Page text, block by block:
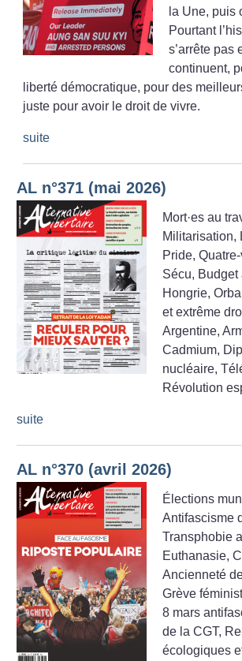
la Une, puis
Pourtant
s’arrête pas
continuent,
liberté démocratique, pour des
juste pour avoir le droit de vivre.
suite
AL n°371 (mai 2026)
Mort·es au
Militarisation,
Pride,
Sécu, Budget
Hongrie,
et extrême
Argentine,
Cadmium,
nucléaire,
Révolution
suite
AL n°370 (avril 2026)
Élections
Antifascisme
Transphobie
Euthanasie,
Ancienneté
Grève
8 mars
de la CGT,
écologiques